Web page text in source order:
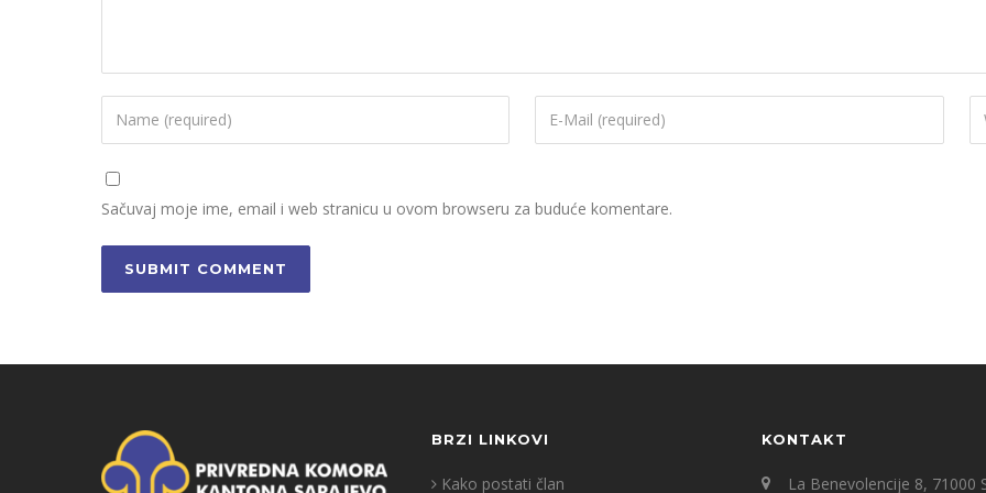
Sačuvaj moje ime, email i web stranicu u ovom browseru za buduće komentare.
BRZI LINKOVI
Kako postati član
KONTAKT
La Benevolencije 8, 71000